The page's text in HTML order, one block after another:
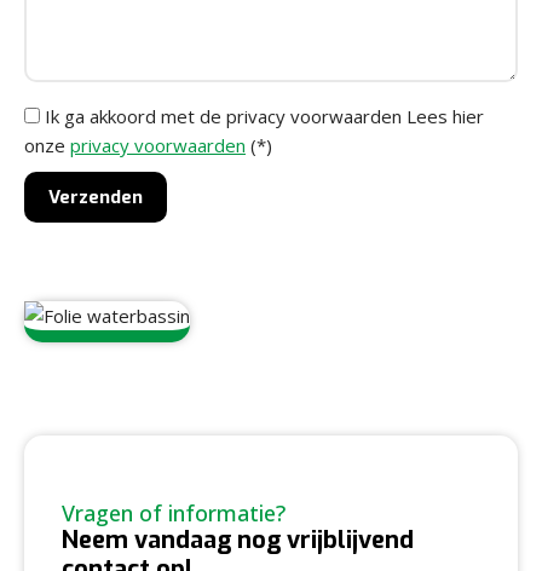
Ik ga akkoord met de privacy voorwaarden Lees hier
onze privacy voorwaarden (*)
Vragen of informatie?
Neem vandaag nog vrijblijvend